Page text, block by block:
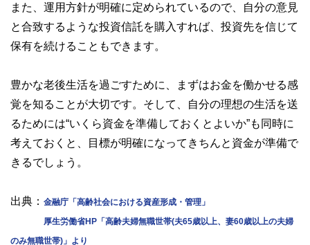
また、運用方針が明確に定められているので、自分の意見
と合致するような投資信託を購入すれば、投資先を信じて
保有を続けることもできます。
豊かな老後生活を過ごすために、まずはお金を働かせる感
覚を知ることが大切です。そして、自分の理想の生活を送
るためには“いくら資金を準備しておくとよいか”も同時に
考えておくと、目標が明確になってきちんと資金が準備で
きるでしょう。
出典： 金融庁「高齢社会における資産形成・管理」
厚生労働省HP「高齢夫婦無職世帯(夫65歳以上、妻60歳以上の夫婦
のみ無職世帯)」より